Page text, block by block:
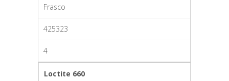
Frasco
425323
4
Loctite 660